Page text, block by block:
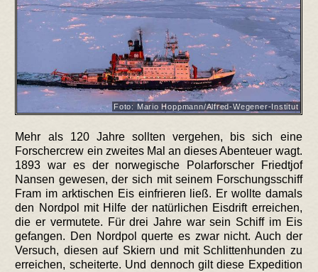
Foto: Mario Hoppmann/Alfred-Wegener-Institut
Mehr als 120 Jahre sollten vergehen, bis sich eine
Forschercrew ein zweites Mal an dieses Abenteuer wagt.
1893 war es der norwegische Polarforscher Friedtjof
Nansen gewesen, der sich mit seinem Forschungsschiff
Fram im arktischen Eis einfrieren ließ. Er wollte damals
den Nordpol mit Hilfe der natürlichen Eisdrift erreichen,
die er vermutete. Für drei Jahre war sein Schiff im Eis
gefangen. Den Nordpol querte es zwar nicht. Auch der
Versuch, diesen auf Skiern und mit Schlittenhunden zu
erreichen, scheiterte. Und dennoch gilt diese Expedition